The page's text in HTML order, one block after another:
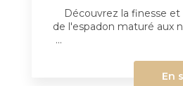
Découvrez la finesse et
de l'espadon maturé aux
...
En